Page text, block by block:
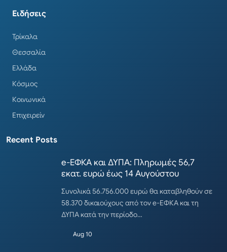
Ειδήσεις
Τρίκαλα
Θεσσαλία
Ελλάδα
Κόσμος
Κοινωνικά
Επιχειρείν
Recent Posts
e-ΕΦΚΑ και ΔΥΠΑ: Πληρωμές 56,7
εκατ. ευρώ έως 14 Αυγούστου
Συνολικά 56.756.000 ευρώ θα καταβληθούν σε
58.370 δικαιούχους από τον e-ΕΦΚΑ και τη
ΔΥΠΑ κατά την περίοδο…
Aug 10